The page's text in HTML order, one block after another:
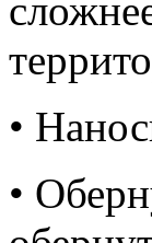
•
•